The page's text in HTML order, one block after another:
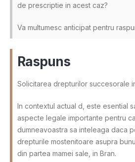
de prescriptie in acest caz?
Va multumesc anticipat pentru
Raspuns
Solicitarea drepturilor succesorale
In contextul actual d, este esential
aspecte legale importante pentru
dumneavoastra sa inteleaga daca
drepturile mostenitoare asupra
din partea mamei sale, in Bran.